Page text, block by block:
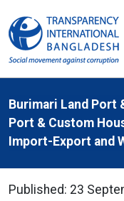
Burimari Land Port
Port & Custom
Import-Export and
Published: 23